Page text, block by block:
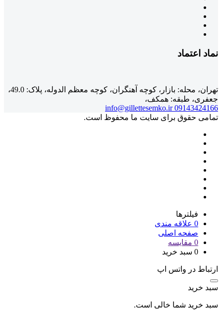
نماد اعتماد
تهران، محله: بازار، کوچه آهنگران، کوچه معظم الدوله، پلاک: 49.0،
جعفری، طبقه: همکف،
09143424166
info@gillettesemko.ir
تمامی حقوق برای سایت ما محفوظ است.
فیلترها
0 علاقه مندی
صفحه اصلی
0 مقایسه
0 سبد خرید
ارتباط در واتس اپ
سبد خرید
سبد خرید شما خالی است.